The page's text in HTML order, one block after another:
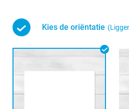
Kies de oriëntatie